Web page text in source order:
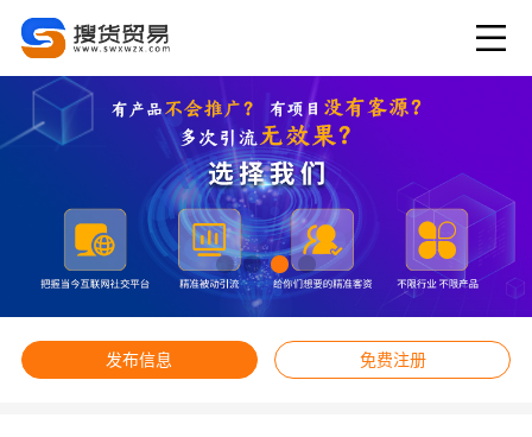
发布信息 免费注册